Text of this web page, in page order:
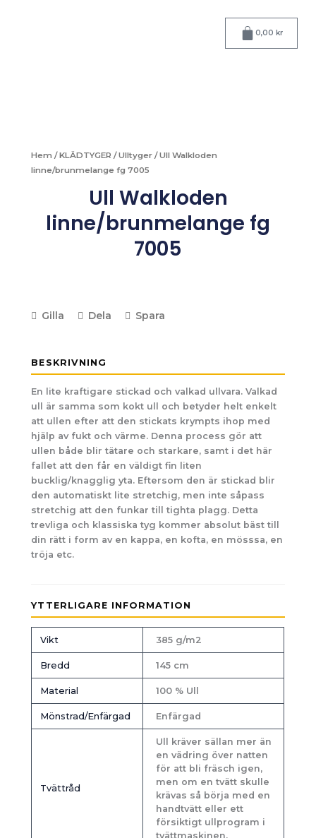
0,00 kr
Varukorg
Hem /KLÄDTYGER /Ulltyger / Ull Walkloden
linne/brunmelange fg 7005
Ull Walkloden
linne/brunmelange fg
7005
Gilla Dela Spara
BESKRIVNING
En lite kraftigare stickad och valkad ullvara. Valkad
ull är samma som kokt ull och betyder helt enkelt
att ullen efter att den stickats krympts ihop med
hjälp av fukt och värme. Denna process gör att
ullen både blir tätare och starkare, samt i det här
fallet att den får en väldigt fin liten
bucklig/knagglig yta. Eftersom den är stickad blir
den automatiskt lite stretchig, men inte såpass
stretchig att den funkar till tighta plagg. Detta
trevliga och klassiska tyg kommer absolut bäst till
din rätt i form av en kappa, en kofta, en mösssa, en
tröja etc.
YTTERLIGARE INFORMATION
Vikt 385 g/m2
Bredd 145 cm
Material 100 % Ull
Mönstrad/Enfärgad Enfärgad
Tvättråd
Ull kräver sällan mer än
en vädring över natten
för att bli fräsch igen,
men om en tvätt skulle
krävas så börja med en
handtvätt eller ett
försiktigt ullprogram i
tvättmaskinen.